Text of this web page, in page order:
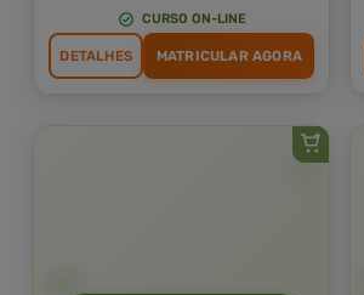
CURSO ON-LINE
DETALHES MATRICULAR AGORA